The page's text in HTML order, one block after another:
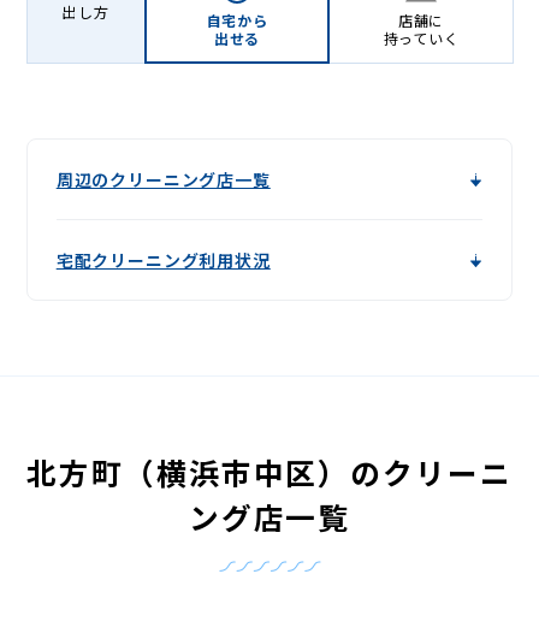
出し方
自宅から
出せる
店舗に
持っていく
周辺のクリーニング店一覧
宅配クリーニング利用状況
北方町（横浜市中区）のクリーニ
ング店一覧